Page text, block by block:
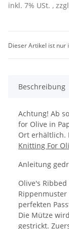
inkl. 7% USt. ,
Dieser Artikel ist nur
Beschreibung
Achtung! Ab
for Olive in
Ort erhältlich.
Knitting For
Anleitung
Olive's
perfekten
Die Mütze
gestrickt.